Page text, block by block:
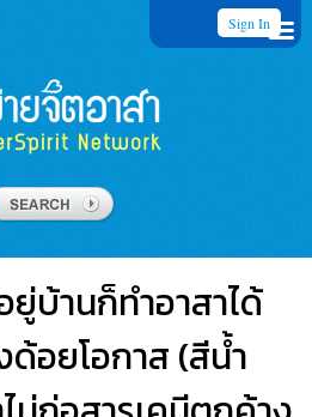
Sign In
ยู่บ้านก็ทำอาสาได้
ด้อยโอกาส (สีน้ำ